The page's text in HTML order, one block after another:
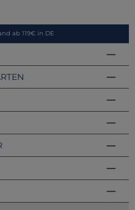
ab 119€ in DE